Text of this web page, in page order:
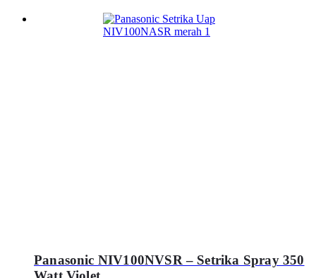
Panasonic NIV100NVSR – Setrika Spray 350